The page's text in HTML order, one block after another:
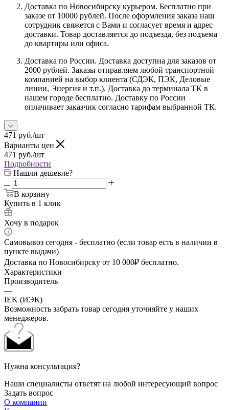
Доставка по Новосибирску курьером. Бесплатно при
заказе от 10000 рублей. После оформления заказа наш
сотрудник свяжется с Вами и согласует время и адрес
доставки. Товар доставляется до подъезда, без подъема
до квартиры или офиса.
Доставка по России. Доставка доступна для заказов от
2000 рублей. Заказы отправляем любой транспортной
компанией на выбор клиента (СДЭК, ПЭК, Деловые
линии, Энергия и т.п.). Доставка до терминала ТК в
нашем городе бесплатно. Доставку по России
оплачивает заказчик согласно тарифам выбранной ТК.
471 руб./шт
Варианты цен
471 руб./шт
Подробности
Нашли дешевле?
В корзину
Купить в 1 клик
Хочу в подарок
Самовывоз сегодня - бесплатно (если товар есть в наличии в
пункте выдачи)
Доставка по Новосибирску от 10 000₽ бесплатно.
Характеристики
Производитель
—
IEK (ИЭК)
Возможность забрать товар сегодня уточняйте у наших
менеджеров.
Нужна консультация?
Наши специалисты ответят на любой интересующий вопрос
Задать вопрос
О компании